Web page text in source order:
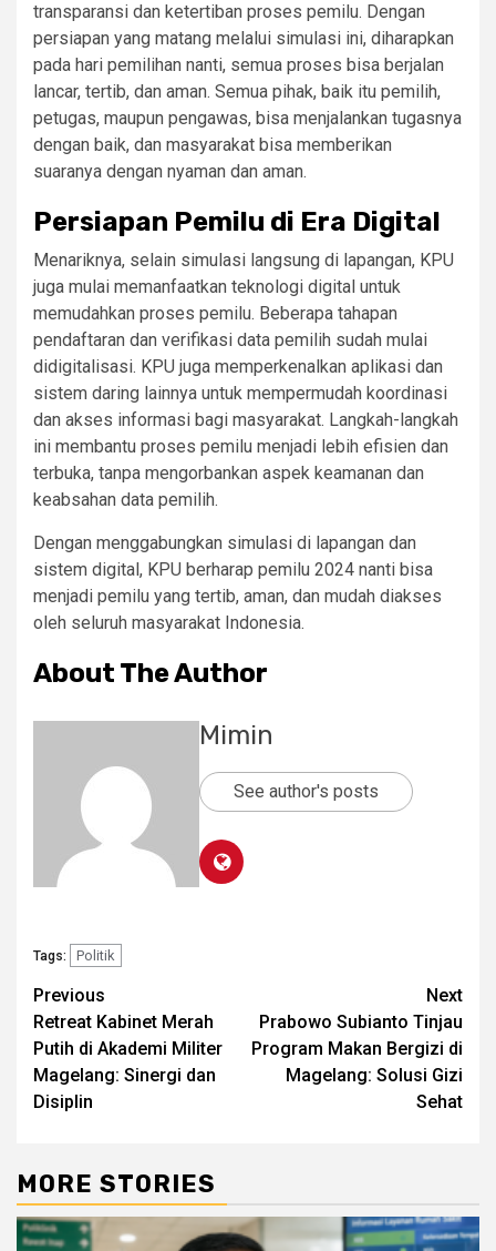
transparansi dan ketertiban proses pemilu. Dengan
persiapan yang matang melalui simulasi ini, diharapkan
pada hari pemilihan nanti, semua proses bisa berjalan
lancar, tertib, dan aman. Semua pihak, baik itu pemilih,
petugas, maupun pengawas, bisa menjalankan tugasnya
dengan baik, dan masyarakat bisa memberikan
suaranya dengan nyaman dan aman.
Persiapan Pemilu di Era Digital
Menariknya, selain simulasi langsung di lapangan, KPU
juga mulai memanfaatkan teknologi digital untuk
memudahkan proses pemilu. Beberapa tahapan
pendaftaran dan verifikasi data pemilih sudah mulai
didigitalisasi. KPU juga memperkenalkan aplikasi dan
sistem daring lainnya untuk mempermudah koordinasi
dan akses informasi bagi masyarakat. Langkah-langkah
ini membantu proses pemilu menjadi lebih efisien dan
terbuka, tanpa mengorbankan aspek keamanan dan
keabsahan data pemilih.
Dengan menggabungkan simulasi di lapangan dan
sistem digital, KPU berharap pemilu 2024 nanti bisa
menjadi pemilu yang tertib, aman, dan mudah diakses
oleh seluruh masyarakat Indonesia.
About The Author
Mimin
See author's posts
Tags: Politik
Post
navigation
Previous
Retreat Kabinet Merah
Putih di Akademi Militer
Magelang: Sinergi dan
Disiplin
Next
Prabowo Subianto Tinjau
Program Makan Bergizi di
Magelang: Solusi Gizi
Sehat
MORE STORIES